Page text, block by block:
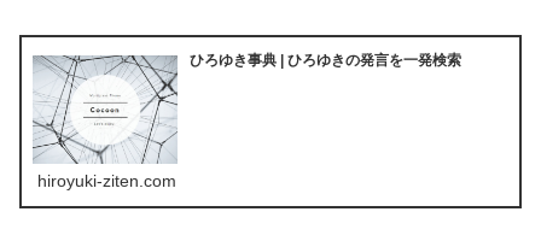
ひろゆき事典 | ひろゆきの発言を一発検索
hiroyuki-ziten.com